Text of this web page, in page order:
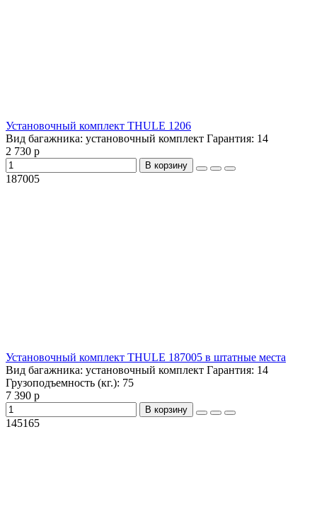
Установочный комплект THULE 1206
Вид багажника: установочный комплект Гарантия: 14
2 730 р
В корзину
187005
Установочный комплект THULE 187005 в штатные места
Вид багажника: установочный комплект Гарантия: 14
Грузоподъемность (кг.): 75
7 390 р
В корзину
145165